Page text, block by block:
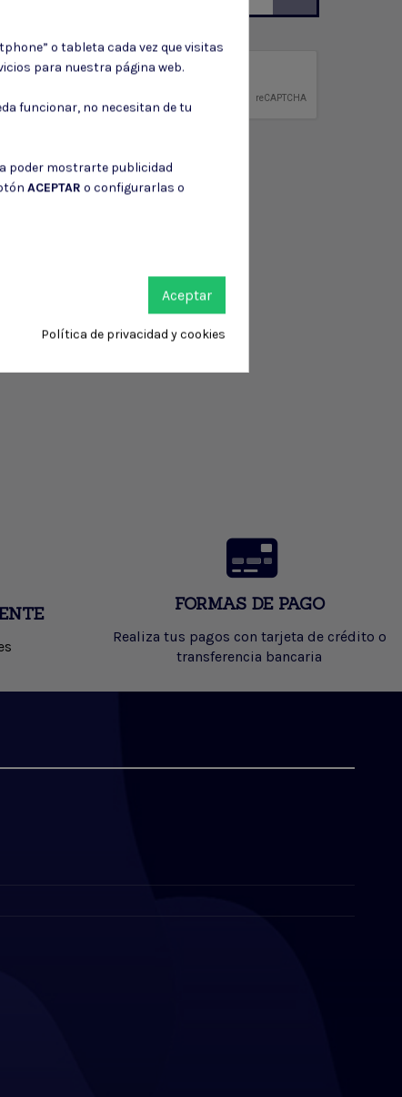
FORMAS DE PAGO
Realiza tus pagos con tarjeta de crédito o
transferencia bancaria
o tableta cada vez que visitas
para nuestra página web.
funcionar, no necesitan de tu
poder mostrarte publicidad
ACEPTAR o configurarlas o
Aceptar
Política de privacidad y cookies